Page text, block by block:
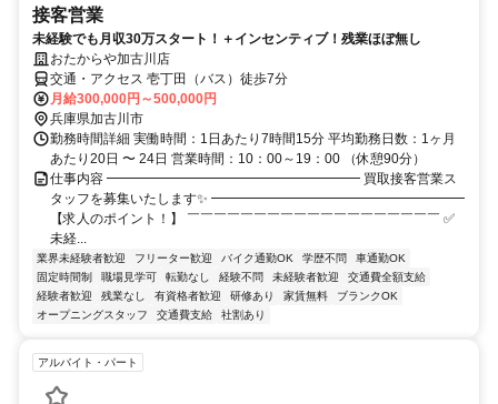
接客営業
未経験でも月収30万スタート！＋インセンティブ！残業ほぼ無し
おたからや加古川店
交通・アクセス 壱丁田（バス）徒歩7分
月給300,000円～500,000円
兵庫県加古川市
勤務時間詳細 実働時間：1日あたり7時間15分 平均勤務日数：1ヶ月
あたり20日 〜 24日 営業時間：10：00～19：00 （休憩90分）
仕事内容 ━━━━━━━━━━━━━━━━━━━ 買取接客営業ス
タッフを募集いたします✨ ━━━━━━━━━━━━━━━━━━━
【求人のポイント！】 ￣￣￣￣￣￣￣￣￣￣￣￣￣￣￣￣￣￣￣ ✅
未経...
業界未経験者歓迎 フリーター歓迎 バイク通勤OK 学歴不問
車通勤OK
固定時間制
職場見学可 転勤なし 経験不問 未経験者歓迎
交通費全額支給
経験者歓迎
残業なし 有資格者歓迎 研修あり 家賃無料
ブランクOK
オープニングスタッフ
交通費支給 社割あり
アルバイト・パート